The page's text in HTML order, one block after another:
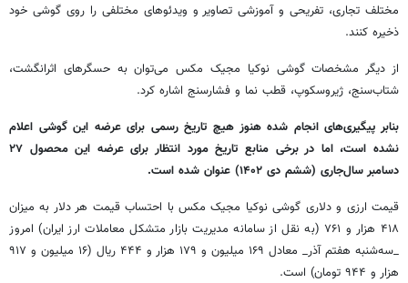
مختلف تجاری، تفریحی و آموزشی تصاویر و ویدئوهای مختلفی را روی گوشی خود
ذخیره کنند.
از دیگر مشخصات گوشی نوکیا مجیک مکس می‌توان به حسگرهای اثرانگشت،
شتاب‌سنج، ژیروسکوپ، قطب نما و فشارسنج اشاره کرد.
بنابر پیگیری‌های انجام شده هنوز هیچ تاریخ رسمی برای عرضه این گوشی اعلام
نشده است، اما در برخی منابع تاریخ مورد انتظار برای عرضه این محصول ۲۷
دسامبر سال‌جاری (ششم دی ۱۴۰۲) عنوان شده است.
قیمت ارزی و دلاری گوشی نوکیا مجیک مکس با احتساب قیمت هر دلار به میزان
۴۱۸ هزار و ۷۶۱ (به نقل از سامانه مدیریت بازار متشکل معاملات ارز ایران) امروز
_سه‌شنبه هفتم آذر_ معادل ۱۶۹ میلیون و ۱۷۹ هزار و ۴۴۴ ریال (۱۶ میلیون و ۹۱۷
هزار و ۹۴۴ تومان) است.